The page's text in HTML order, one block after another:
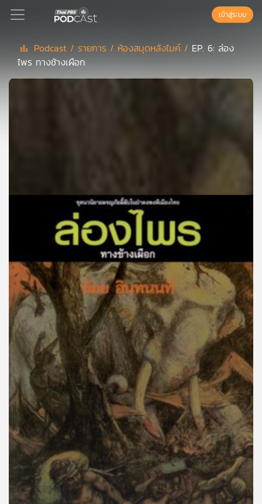
Podcast
คุณ
เพลง
บทความ
ข่าว
และ
กิจกรรม
เกี่ยว
กับ
เรา
เข้าสู่ระบบ
Podcast / รายการ / ห้องสมุดหลังไมค์ / EP. 6: ล่อง
ไพร ทางช้างเผือก